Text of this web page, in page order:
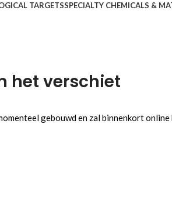
TARGETSSPECIALTY CHEMICALS &
het verschiet
gebouwd en zal binnenkort online